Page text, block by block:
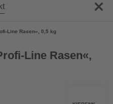
Line Rasen«, 0,5 kg
Line Rasen«,